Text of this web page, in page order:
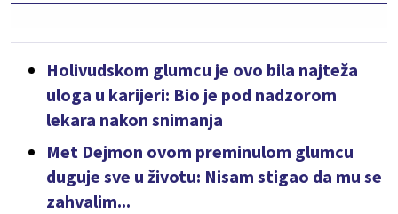
Holivudskom glumcu je ovo bila najteža
uloga u karijeri: Bio je pod nadzorom
lekara nakon snimanja
Met Dejmon ovom preminulom glumcu
duguje sve u životu: Nisam stigao da mu se
zahvalim...